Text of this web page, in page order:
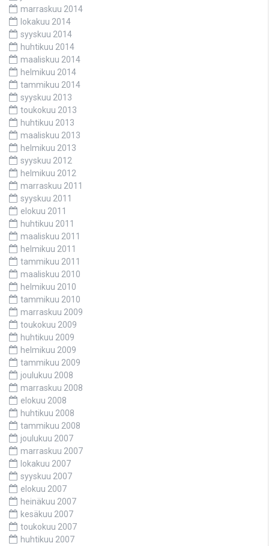
marraskuu 2014
lokakuu 2014
syyskuu 2014
huhtikuu 2014
maaliskuu 2014
helmikuu 2014
tammikuu 2014
syyskuu 2013
toukokuu 2013
huhtikuu 2013
maaliskuu 2013
helmikuu 2013
syyskuu 2012
helmikuu 2012
marraskuu 2011
syyskuu 2011
elokuu 2011
huhtikuu 2011
maaliskuu 2011
helmikuu 2011
tammikuu 2011
maaliskuu 2010
helmikuu 2010
tammikuu 2010
marraskuu 2009
toukokuu 2009
huhtikuu 2009
helmikuu 2009
tammikuu 2009
joulukuu 2008
marraskuu 2008
elokuu 2008
huhtikuu 2008
tammikuu 2008
joulukuu 2007
marraskuu 2007
lokakuu 2007
syyskuu 2007
elokuu 2007
heinäkuu 2007
kesäkuu 2007
toukokuu 2007
huhtikuu 2007